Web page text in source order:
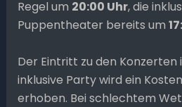
Regel um 20:00 Uhr, die
Puppentheater bereits um
Der Eintritt zu den Konzerten
inklusive Party wird ein
erhoben. Bei schlechtem